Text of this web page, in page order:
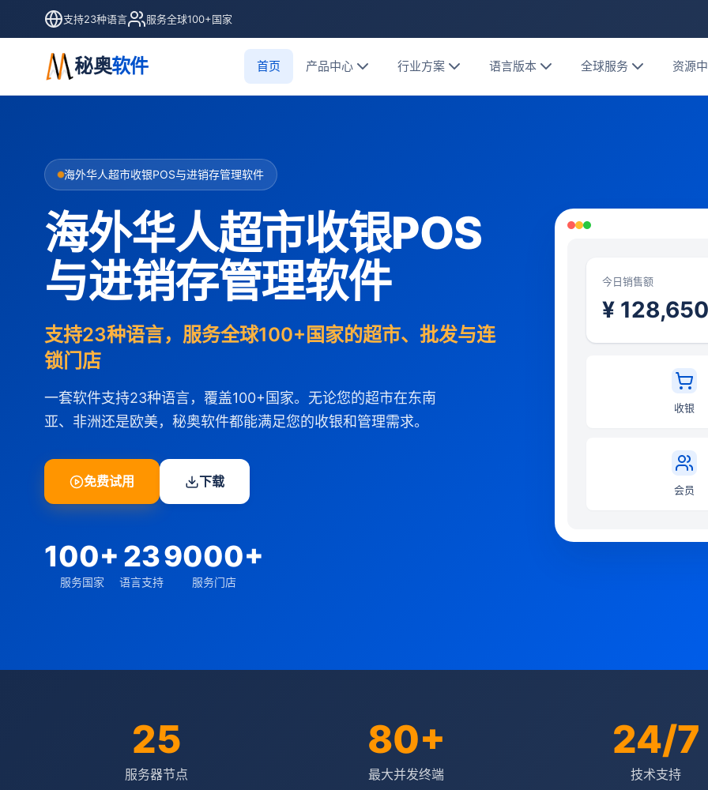
支持23种语言 服务全球100+国家
秘奥软件 首页 产品中心 行业方案 语言版本 全球服务 资源
海外华人超市收银POS与进销存管理软件
海外华人超市收银POS
与进销存管理软件
支持23种语言，服务全球100+国家的超市、批发与连
锁门店
一套软件支持23种语言，覆盖100+国家。无论您的超市在东南
亚、非洲还是欧美，秘奥软件都能满足您的收银和管理需求。
免费试用 下载
100+
服务国家
23
语言支持
9000+
服务门店
今日销售额
¥ 128,650
收银
会员
25
服务器节点
80+
最大并发终端
24/7
技术支持